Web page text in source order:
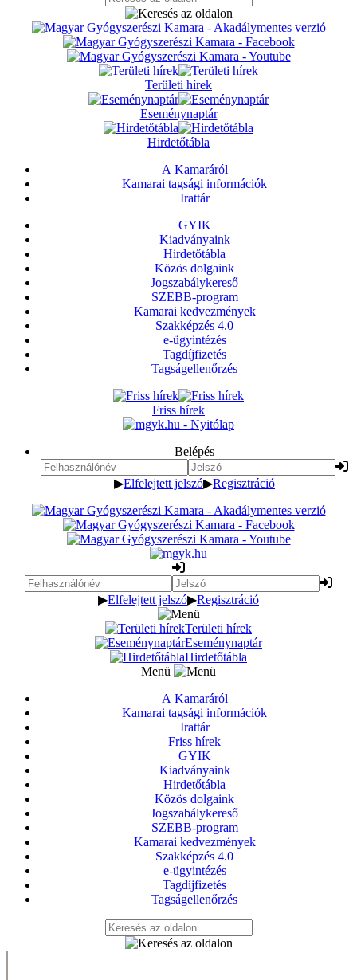
Területi hírek
Eseménynaptár
Hirdetőtábla
A Kamaráról
Kamarai tagsági információk
Irattár
GYIK
Kiadványaink
Hirdetőtábla
Közös dolgaink
Jogszabálykereső
SZEBB-program
Kamarai kedvezmények
Szakképzés 4.0
e-ügyintézés
Tagdíjfizetés
Tagságellenőrzés
Friss hírek
Belépés
▶Elfelejtett jelszó▶Regisztráció
▶Elfelejtett jelszó▶Regisztráció
Területi hírek
Eseménynaptár
Hirdetőtábla
Menü
A Kamaráról
Kamarai tagsági információk
Irattár
Friss hírek
GYIK
Kiadványaink
Hirdetőtábla
Közös dolgaink
Jogszabálykereső
SZEBB-program
Kamarai kedvezmények
Szakképzés 4.0
e-ügyintézés
Tagdíjfizetés
Tagságellenőrzés